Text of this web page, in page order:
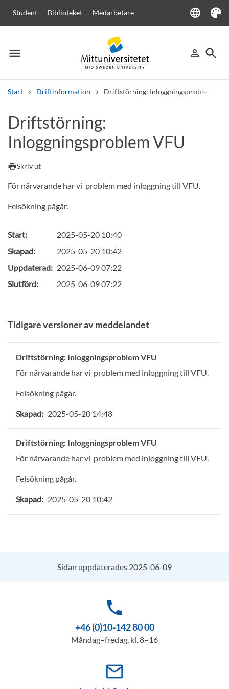
Student Biblioteket Medarbetare language
Language
Tema
menu
Meny person_outline
Logga in
search
Sök
Start Driftinformation Driftstörning: Inloggningsproblem VFU
Andra söktjänster
Kurser och programKursplaner Välkomstbrev Personal
Lediga jobb
Driftstörning:
Inloggningsproblem VFU
printSkriv ut
För närvarande har vi problem med inloggning till VFU.
Felsökning pågår.
Start:
2025-05-20 10:40
Skapad:
2025-05-20 10:42
Uppdaterad: 2025-06-09 07:22
Slutförd:
2025-06-09 07:22
Tidigare versioner av meddelandet
Driftstörning: Inloggningsproblem VFU
För närvarande har vi problem med inloggning till VFU.
Felsökning pågår.
Skapad: 2025-05-20 14:48
Driftstörning: Inloggningsproblem VFU
För närvarande har vi problem med inloggning till VFU.
Felsökning pågår.
Skapad: 2025-05-20 10:42
Sidan uppdaterades 2025-06-09
phone
+46 (0)10-142 80 00
Måndag–fredag, kl. 8–16
mail_outline